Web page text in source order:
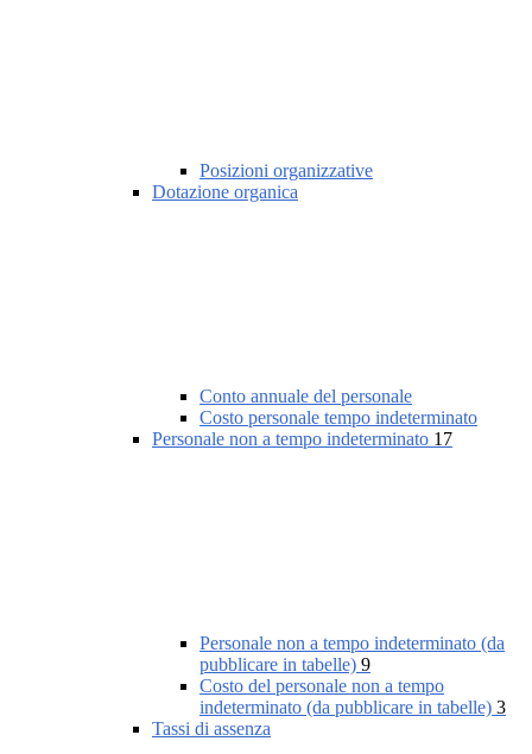
Posizioni organizzative
Dotazione organica
Conto annuale del personale
Costo personale tempo indeterminato
Personale non a tempo indeterminato 17
Personale non a tempo indeterminato (da
pubblicare in tabelle) 9
Costo del personale non a tempo
indeterminato (da pubblicare in tabelle) 3
Tassi di assenza